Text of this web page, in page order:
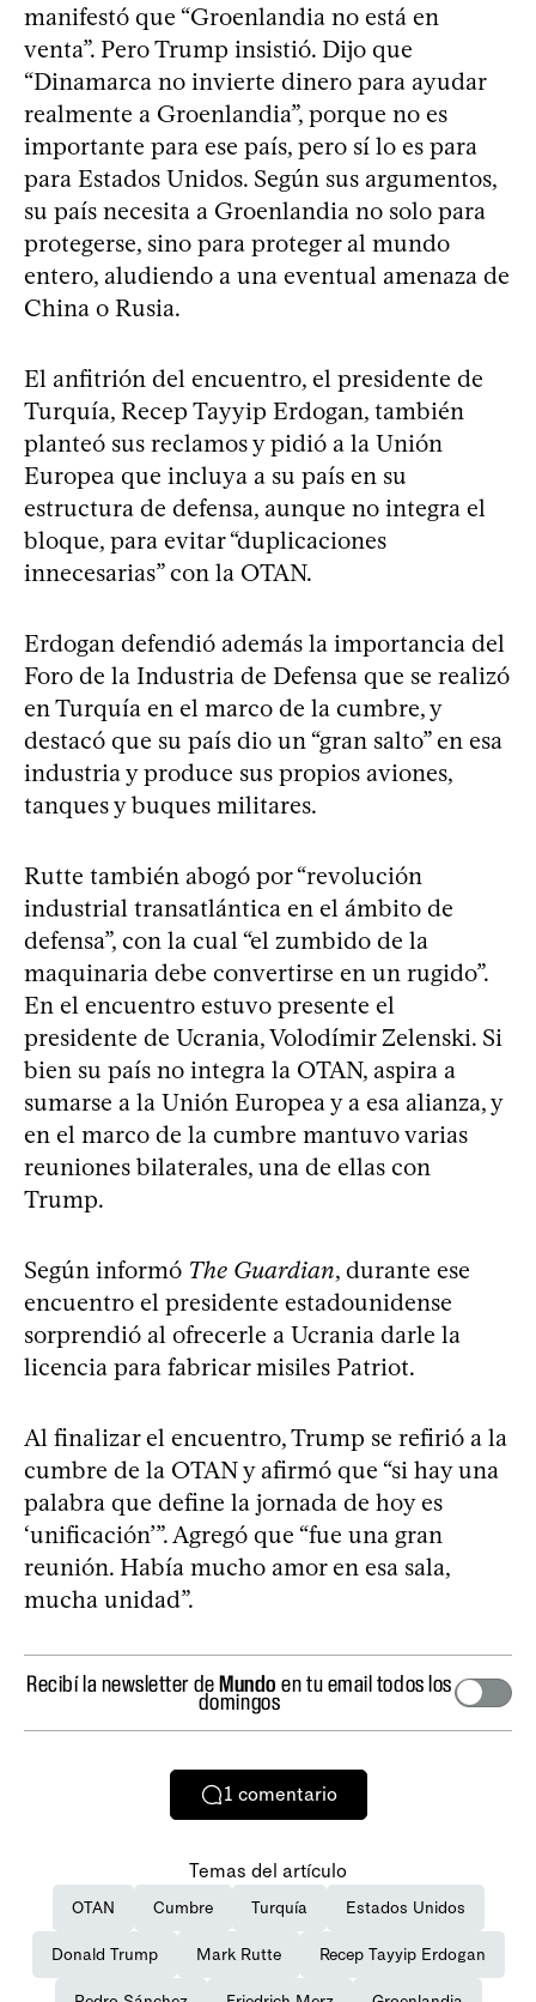
manifestó que “Groenlandia no está en
venta”. Pero Trump insistió. Dijo que
“Dinamarca no invierte dinero para ayudar
realmente a Groenlandia”, porque no es
importante para ese país, pero sí lo es para
para Estados Unidos. Según sus argumentos,
su país necesita a Groenlandia no solo para
protegerse, sino para proteger al mundo
entero, aludiendo a una eventual amenaza de
China o Rusia.
El anfitrión del encuentro, el presidente de
Turquía, Recep Tayyip Erdogan, también
planteó sus reclamos y pidió a la Unión
Europea que incluya a su país en su
estructura de defensa, aunque no integra el
bloque, para evitar “duplicaciones
innecesarias” con la OTAN.
Erdogan defendió además la importancia del
Foro de la Industria de Defensa que se realizó
en Turquía en el marco de la cumbre, y
destacó que su país dio un “gran salto” en esa
industria y produce sus propios aviones,
tanques y buques militares.
Rutte también abogó por “revolución
industrial transatlántica en el ámbito de
defensa”, con la cual “el zumbido de la
maquinaria debe convertirse en un rugido”.
En el encuentro estuvo presente el
presidente de Ucrania, Volodímir Zelenski. Si
bien su país no integra la OTAN, aspira a
sumarse a la Unión Europea y a esa alianza, y
en el marco de la cumbre mantuvo varias
reuniones bilaterales, una de ellas con
Trump.
Según informó The Guardian, durante ese
encuentro el presidente estadounidense
sorprendió al ofrecerle a Ucrania darle la
licencia para fabricar misiles Patriot.
Al finalizar el encuentro, Trump se refirió a la
cumbre de la OTAN y afirmó que “si hay una
palabra que define la jornada de hoy es
‘unificación’”. Agregó que “fue una gran
reunión. Había mucho amor en esa sala,
mucha unidad”.
Recibí la newsletter deMundo en tu email todos los
domingos
1 comentario
Temas del artículo
OTAN Cumbre Turquía Estados Unidos
Donald Trump Mark Rutte Recep Tayyip Erdogan